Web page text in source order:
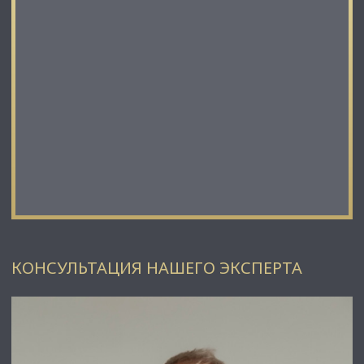
КОНСУЛЬТАЦИЯ НАШЕГО ЭКСПЕРТА